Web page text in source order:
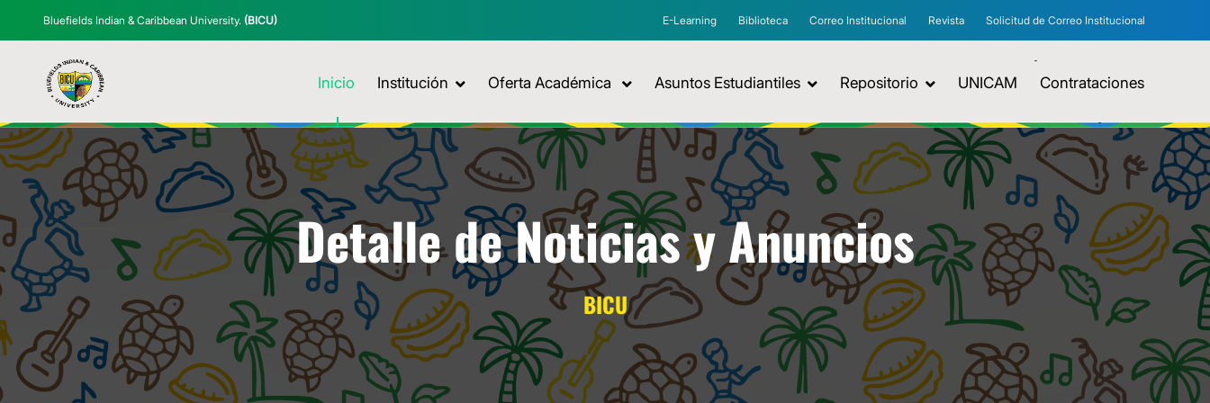
Bluefields Indian & Caribbean University. (BICU) E-Learning Biblioteca Correo Institucional Revista Solicitud de Correo Institucional
Inicio Institución Oferta Académica Asuntos Estudiantiles Repositorio UNICAM Contrataciones
Detalle de Noticias y Anuncios
BICU